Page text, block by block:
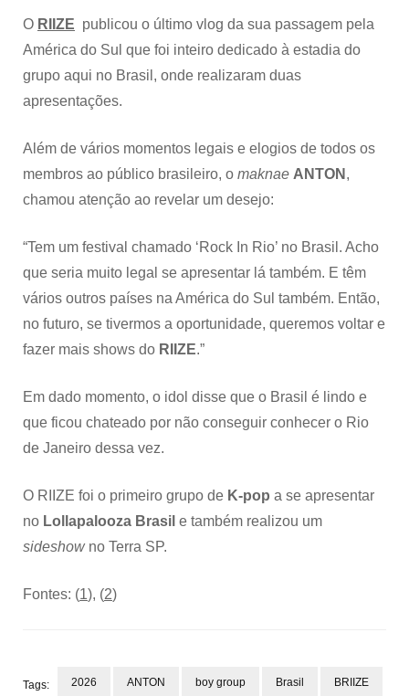
O RIIZE publicou o último vlog da sua passagem pela
América do Sul que foi inteiro dedicado à estadia do
grupo aqui no Brasil, onde realizaram duas
apresentações.
Além de vários momentos legais e elogios de todos os
membros ao público brasileiro, o maknae ANTON ,
chamou atenção ao revelar um desejo:
“Tem um festival chamado ‘Rock In Rio’ no Brasil. Acho
que seria muito legal se apresentar lá também. E têm
vários outros países na América do Sul também. Então,
no futuro, se tivermos a oportunidade, queremos voltar e
fazer mais shows do RIIZE.”
Em dado momento, o idol disse que o Brasil é lindo e
que ficou chateado por não conseguir conhecer o Rio
de Janeiro dessa vez.
O RIIZE foi o primeiro grupo de K-pop a se apresentar
no Lollapalooza Brasil e também realizou um
sideshowno Terra SP.
Fontes: (1), (2)
Tags: 2026 ANTON boy group Brasil BRIIZE